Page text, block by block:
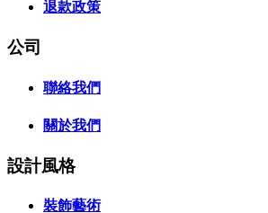
退款政策
公司
聯絡我們
關於我們
設計風格
裝飾藝術